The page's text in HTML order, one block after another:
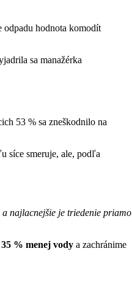
hodnota komodít
sa manažérka
53 % sa zneškodnilo na
síce smeruje, ale, podľa
najlacnejšie je triedenie priamo
% menej vody a zachránime